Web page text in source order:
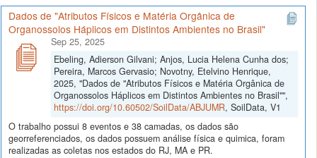
Dados de "Atributos Físicos e Matéria Orgânica de
Organossolos Háplicos em Distintos Ambientes no Brasil"
Sep 25, 2025
Ebeling, Adierson Gilvani; Anjos, Lucia Helena Cunha dos;
Pereira, Marcos Gervasio; Novotny, Etelvino Henrique,
2025, "Dados de "Atributos Físicos e Matéria Orgânica de
Organossolos Háplicos em Distintos Ambientes no Brasil"",
https://doi.org/10.60502/SoilData/ABJUMR, SoilData, V1
O trabalho possui 8 eventos e 38 camadas, os dados são
georreferenciados, os dados possuem análise física e quimica, foram
realizadas as coletas nos estados do RJ, MA e PR.